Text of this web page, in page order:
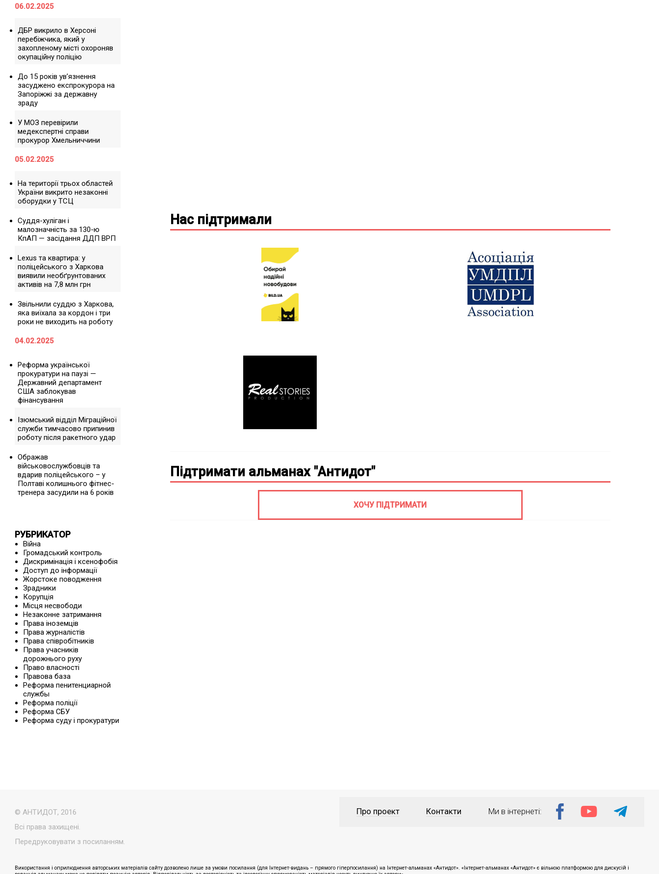
06.02.2025
ДБР викрило в Херсоні
перебіжчика, який у
захопленому місті охороняв
окупаційну поліцію
До 15 років ув’язнення
засуджено експрокурора на
Запоріжжі за державну
зраду
У МОЗ перевірили
медекспертні справи
прокурор Хмельниччини
05.02.2025
На території трьох областей
України викрито незаконні
оборудки у ТСЦ
Суддя-хуліган і
малозначність за 130-ю
КпАП — засідання ДДП ВРП
Lexus та квартира: у
поліцейського з Харкова
виявили необґрунтованих
активів на 7,8 млн грн
Звільнили суддю з Харкова,
яка виїхала за кордон і три
роки не виходить на роботу
04.02.2025
Реформа української
прокуратури на паузі —
Державний департамент
США заблокував
фінансування
Ізюмський відділ Міграційної
служби тимчасово припинив
роботу після ракетного удар
Ображав
військовослужбовців та
вдарив поліцейського – у
Полтаві колишнього фітнес-
тренера засудили на 6 років
РУБРИКАТОР
Війна
Громадський контроль
Дискримінація і ксенофобія
Доступ до інформації
Жорстоке поводження
Зрадники
Корупція
Місця несвободи
Незаконне затримання
Права іноземців
Права журналістів
Права співробітників
Права учасників
дорожнього руху
Право власності
Правова база
Реформа пенитенциарной
службы
Реформа поліції
Реформа СБУ
Реформа суду і прокуратури
Нас підтримали
Підтримати альманах "Антидот"
ХОЧУ ПІДТРИМАТИ
© АНТИДОТ, 2016
Всі права захищені.
Передруковувати з посиланням.
Про проект Контакти Ми в інтернеті:
Використання і оприлюднення авторських матеріалів сайту дозволено лише за умови посилання (для Інтернет-видань – прямого гіперпосилання) на Інтернет-альманах «Антидот». «Інтернет-альманах «Антидот» є вільною платформою для дискусій і